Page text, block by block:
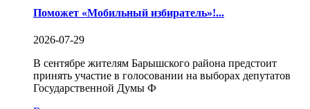
Поможет «Мобильный избиратель»!...
2026-07-29
В сентябре жителям Барышского района предстоит
принять участие в голосовании на выборах депутатов
Государственной Думы Ф